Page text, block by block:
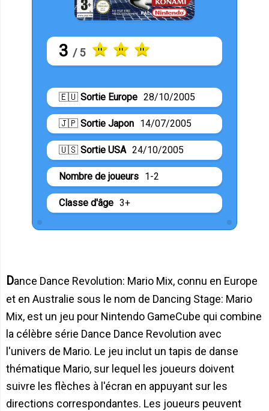
3 / 5
🇪🇺 Sortie Europe 28/10/2005
🇯🇵 Sortie Japon 14/07/2005
🇺🇸 Sortie USA 24/10/2005
Nombre de joueurs 1-2
Classe d'âge 3+
Dance Dance Revolution: Mario Mix, connu en Europe
et en Australie sous le nom de Dancing Stage: Mario
Mix, est un jeu pour Nintendo GameCube qui combine
la célèbre série Dance Dance Revolution avec
l'univers de Mario. Le jeu inclut un tapis de danse
thématique Mario, sur lequel les joueurs doivent
suivre les flèches à l'écran en appuyant sur les
directions correspondantes. Les joueurs peuvent